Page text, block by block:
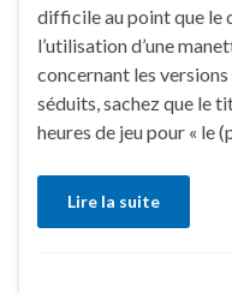
difficile au point que le
l’utilisation d’une
concernant les
séduits, sachez que le
heures de jeu pour « le
Lire la suite